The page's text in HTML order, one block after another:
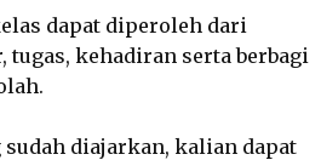
dapat diperoleh dari
kehadiran serta berbagi
diajarkan, kalian dapat